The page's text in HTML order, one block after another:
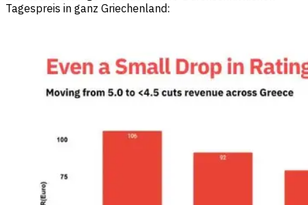
Tagespreis in ganz Griechenland: